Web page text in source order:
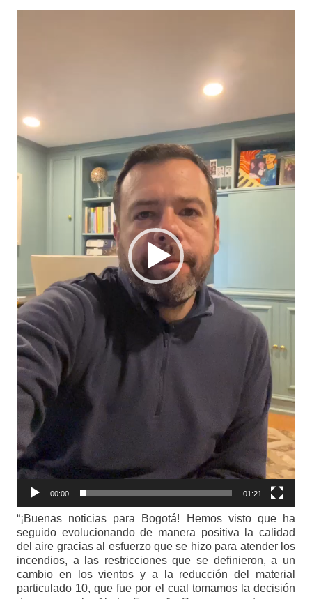
00:00 01:21
“¡Buenas noticias para Bogotá! Hemos visto que ha
seguido evolucionando de manera positiva la calidad
del aire gracias al esfuerzo que se hizo para atender los
incendios, a las restricciones que se definieron, a un
cambio en los vientos y a la reducción del material
particulado 10, que fue por el cual tomamos la decisión